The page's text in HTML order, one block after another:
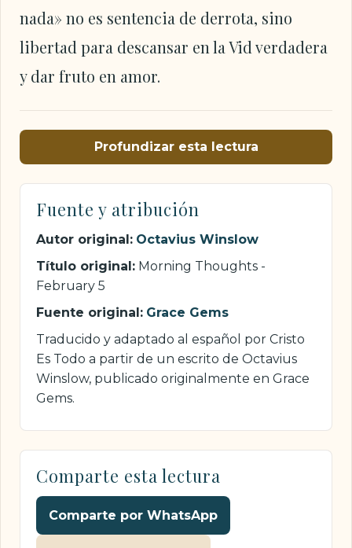
nada» no es sentencia de derrota, sino
libertad para descansar en la Vid verdadera
y dar fruto en amor.
Profundizar esta lectura
Fuente y atribución
Autor original: Octavius Winslow
Título original: Morning Thoughts -
February 5
Fuente original: Grace Gems
Traducido y adaptado al español por Cristo
Es Todo a partir de un escrito de Octavius
Winslow, publicado originalmente en Grace
Gems.
Comparte esta lectura
Comparte por WhatsApp